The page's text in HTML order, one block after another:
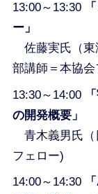
13:00～13:30
ー」
佐藤実氏（東
部講師＝本協
13:30～14:00
の開発概要」
青木義男氏（
フェロー)
14:00～14:30